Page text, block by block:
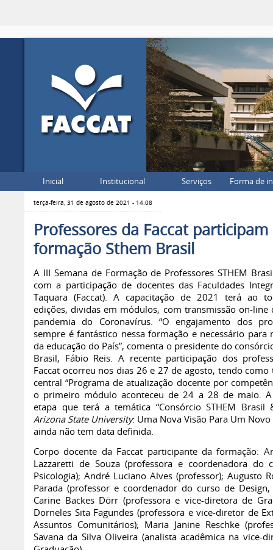
Inicial Institucional Serviços Forma de
terça-feira, 31 de agosto de 2021 - 14:08
Professores da Faccat participam
formação Sthem Brasil
A III Semana de Formação de Professores STHEM
com a participação de docentes das Faculdades
Taquara (Faccat). A capacitação de 2021 terá ao
edições, dividas em módulos, com transmissão on-line
pandemia do Coronavírus. “O engajamento dos
sempre é fantástico nessa formação e necessário para
da educação do País”, comenta o presidente do
Brasil, Fábio Reis. A recente participação dos
Faccat ocorreu nos dias 26 e 27 de agosto, tendo como
central “Programa de atualização docente por
o primeiro módulo aconteceu de 24 a 28 de maio. A
etapa que terá a temática “Consórcio STHEM Brasil
Arizona State University: Uma Nova Visão Para Um Novo
ainda não tem data definida.
Corpo docente da Faccat participante da formação:
Lazzaretti de Souza (professora e coordenadora do
Psicologia); André Luciano Alves (professor); Augusto
Parada (professor e coordenador do curso de Design,
Carine Backes Dörr (professora e vice-diretora de
Dorneles Sita Fagundes (professora e vice-diretor de
Assuntos Comunitários); Maria Janine Reschke
Savana da Silva Oliveira (analista acadêmica na vice-